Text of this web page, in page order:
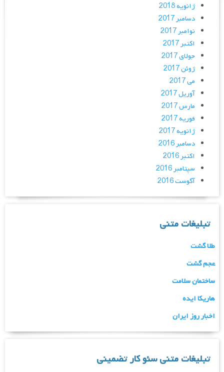
ژانویه 2018
دسامبر 2017
نوامبر 2017
اکتبر 2017
جولای 2017
ژوئن 2017
می 2017
آوریل 2017
مارس 2017
فوریه 2017
ژانویه 2017
دسامبر 2016
اکتبر 2016
سپتامبر 2016
آگوست 2016
تبلیغات متنی
طلا گشت
عجم گشت
ساختمان سلامت
هاریکا ایده
اخبار روز ایران
تبلیغات متنی سئو کار تضمینی